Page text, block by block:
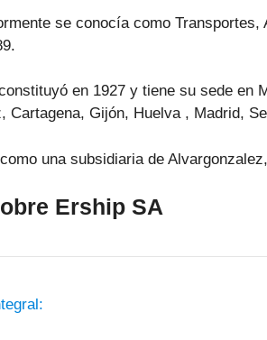
se conocía como
en 1927 y tiene su sede en
Cartagena, Gijón, Huelva , Madrid,
una subsidiaria de
Ership SA